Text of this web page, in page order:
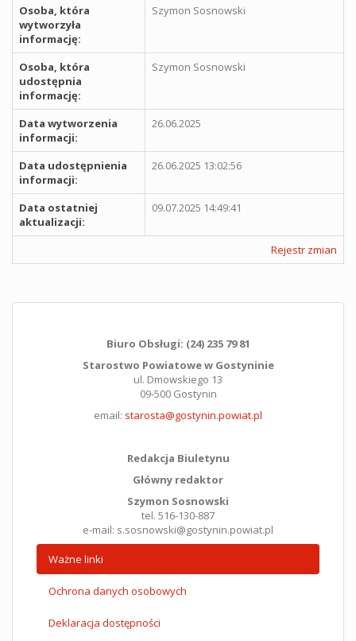
Osoba, która
wytworzyła
informację:
Szymon Sosnowski
Osoba, która
udostępnia
informację:
Szymon Sosnowski
Data wytworzenia
informacji:
26.06.2025
Data udostępnienia
informacji:
26.06.2025 13:02:56
Data ostatniej
aktualizacji:
09.07.2025 14:49:41
Rejestr zmian
Biuro Obsługi: (24) 235 79 81
Starostwo Powiatowe w Gostyninie
ul. Dmowskiego 13
09-500 Gostynin
email: starosta@gostynin.powiat.pl
Redakcja Biuletynu
Główny redaktor
Szymon Sosnowski
tel. 516-130-887
e-mail: s.sosnowski@gostynin.powiat.pl
Ważne linki
Ochrona danych osobowych
Deklaracja dostępności